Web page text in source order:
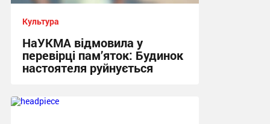
Культура
НаУКМА відмовила у
перевірці пам’яток: Будинок
настоятеля руйнується